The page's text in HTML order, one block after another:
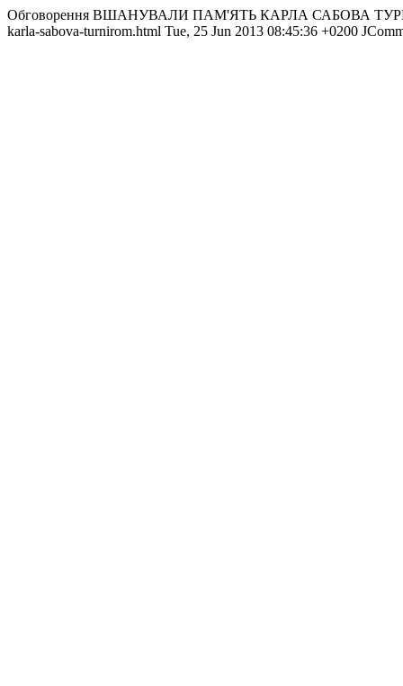
Обговорення ВШАНУВАЛИ ПАМ'ЯТЬ КАРЛА САБОВА
karla-sabova-turnirom.html Tue, 25 Jun 2013 08:45:36 +0200